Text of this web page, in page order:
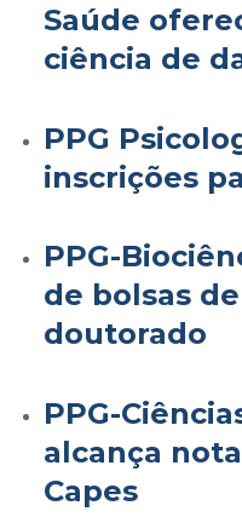
Saúde
ciência de
PPG
inscrições
PPG-
de bolsas
doutorado
PPG-
alcança
Capes